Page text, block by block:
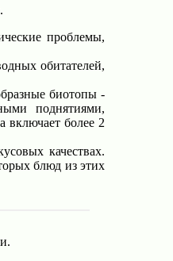
проблемы,
обитателей,
биотопы -
поднятиями,
включает более 2
качествах.
блюд из этих